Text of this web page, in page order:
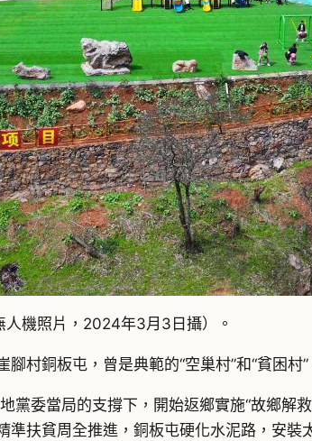
人機照片，2024年3月3日攝）。
村銅板屯，曾是典範的“空巢村”和“貧困
黨委當局的支撐下，開始返鄉實施“故鄉
準扶貧周全推進，銅板屯硬化水泥路，安